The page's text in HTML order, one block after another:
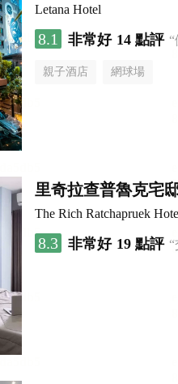
Letana Hotel
8.1 非常好 14 點評
親子酒店 網球場
里奇拉查普魯克宅
The Rich Ratchapruek
8.3 非常好 19 點評